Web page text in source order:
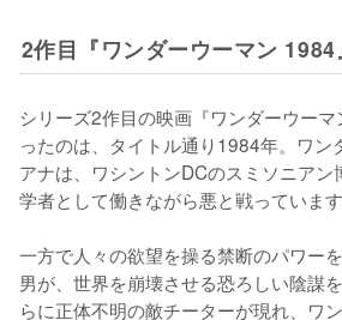
2作目『ワンダーウーマン
シリーズ2作目の映画『ワンダーウー
ったのは、タイトル通り1984年。ワン
アナは、ワシントンDCのスミソニア
学者として働きながら悪と戦っています
一方で人々の欲望を操る禁断のパワー
男が、世界を崩壊させる恐ろしい陰謀
らに正体不明の敵チーターが現れ、ワ